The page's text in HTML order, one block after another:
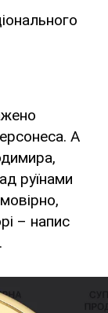
А
руїнами
– напис